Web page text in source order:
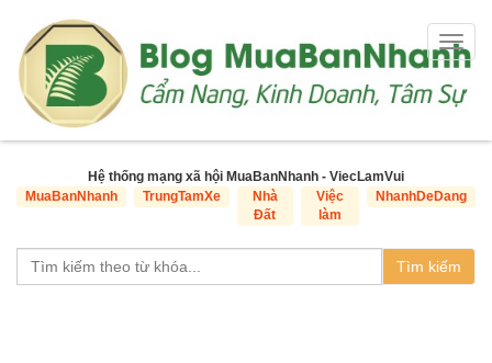
Hệ thống mạng xã hội MuaBanNhanh - ViecLamVui
MuaBanNhanh
TrungTamXe
Nhà
Đất
Việc
làm
NhanhDeDang
Tìm kiếm